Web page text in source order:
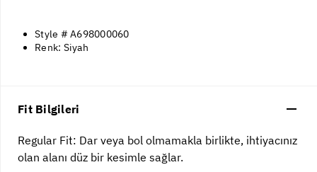
Style # A698000060
Renk: Siyah
Fit Bilgileri
Regular Fit: Dar veya bol olmamakla birlikte, ihtiyacınız
olan alanı düz bir kesimle sağlar.